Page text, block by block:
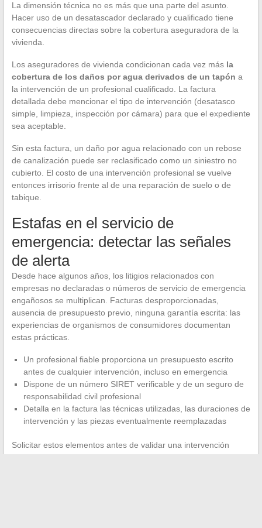
La dimensión técnica no es más que una parte del asunto.
Hacer uso de un desatascador declarado y cualificado tiene
consecuencias directas sobre la cobertura aseguradora de la
vivienda.
Los aseguradores de vivienda condicionan cada vez más la
cobertura de los daños por agua derivados de un tapón a
la intervención de un profesional cualificado. La factura
detallada debe mencionar el tipo de intervención (desatasco
simple, limpieza, inspección por cámara) para que el expediente
sea aceptable.
Sin esta factura, un daño por agua relacionado con un rebose
de canalización puede ser reclasificado como un siniestro no
cubierto. El costo de una intervención profesional se vuelve
entonces irrisorio frente al de una reparación de suelo o de
tabique.
Estafas en el servicio de
emergencia: detectar las señales
de alerta
Desde hace algunos años, los litigios relacionados con
empresas no declaradas o números de servicio de emergencia
engañosos se multiplican. Facturas desproporcionadas,
ausencia de presupuesto previo, ninguna garantía escrita: las
experiencias de organismos de consumidores documentan
estas prácticas.
Un profesional fiable proporciona un presupuesto escrito
antes de cualquier intervención, incluso en emergencia
Dispone de un número SIRET verificable y de un seguro de
responsabilidad civil profesional
Detalla en la factura las técnicas utilizadas, las duraciones de
intervención y las piezas eventualmente reemplazadas
Solicitar estos elementos antes de validar una intervención